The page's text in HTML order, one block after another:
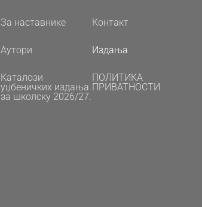
За наставнике Контакт
Аутори Издања
Каталози
уџбеничких издања
за школску 2026/27.
ПОЛИТИКА
ПРИВАТНОСТИ